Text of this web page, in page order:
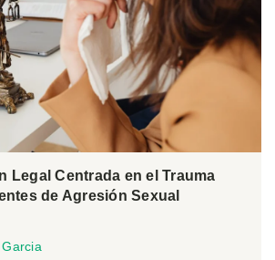
Legal Centrada en el Trauma
de Agresión Sexual